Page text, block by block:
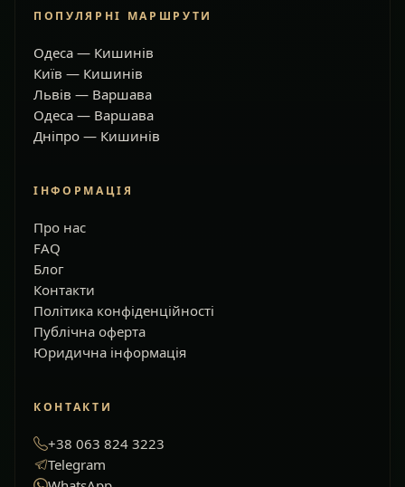
ПОПУЛЯРНІ МАРШРУТИ
Одеса — Кишинів
Київ — Кишинів
Львів — Варшава
Одеса — Варшава
Дніпро — Кишинів
ІНФОРМАЦІЯ
Про нас
FAQ
Блог
Контакти
Політика конфіденційності
Публічна оферта
Юридична інформація
КОНТАКТИ
+38 063 824 3223
Telegram